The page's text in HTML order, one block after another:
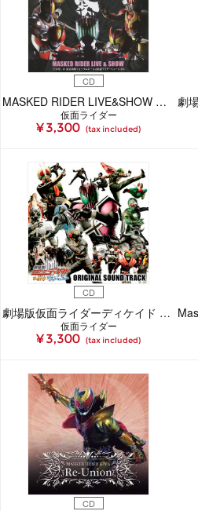
CD
MASKED RIDER LIVE&SHOW 「十年祭」 ＠ 東京国際フォーラムホールA 仮面ライダーミュージカル
仮面ライダー
¥ 3,300 (tax included)
CD
劇場版仮面ライダーディケイド オールライダー対大ショッカー オリジナルサウンドトラック
仮面ライダー
¥ 3,300 (tax included)
CD